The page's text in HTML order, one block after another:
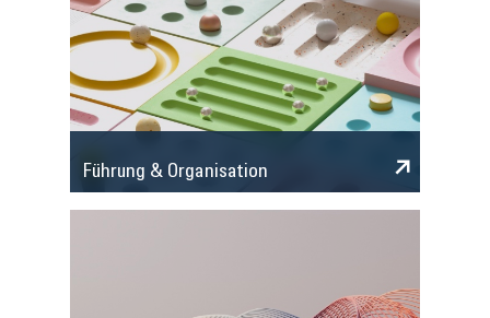
Führung & Organisation